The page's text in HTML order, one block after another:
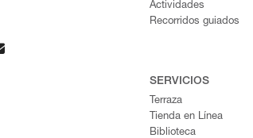
Actividades
Recorridos guiados
SERVICIOS
Terraza
Tienda en Línea
Biblioteca